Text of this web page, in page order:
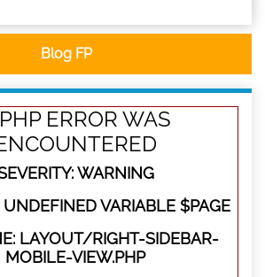
Blog FP
ERROR WAS
WARNING
UNDEFINED VARIABLE $PAGE
LAYOUT/RIGHT-SIDEBAR-
MOBILE-VIEW.PHP